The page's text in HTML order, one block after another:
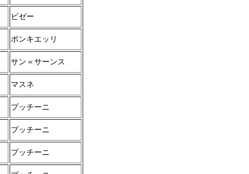
ビゼー
ポンキエッリ
サン＝サーンス
マスネ
プッチーニ
プッチーニ
プッチーニ